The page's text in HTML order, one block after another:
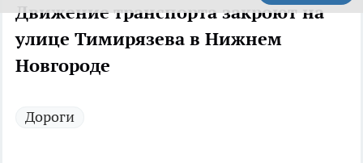
Движение транспорта закроют на
улице Тимирязева в Нижнем
Новгороде
Дороги